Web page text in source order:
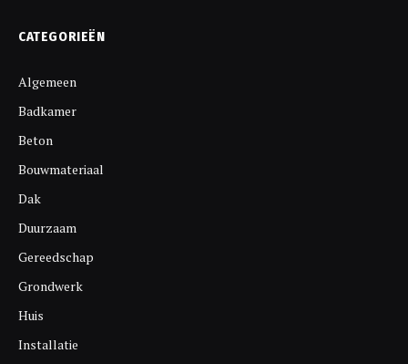
CATEGORIEËN
Algemeen
Badkamer
Beton
Bouwmateriaal
Dak
Duurzaam
Gereedschap
Grondwerk
Huis
Installatie